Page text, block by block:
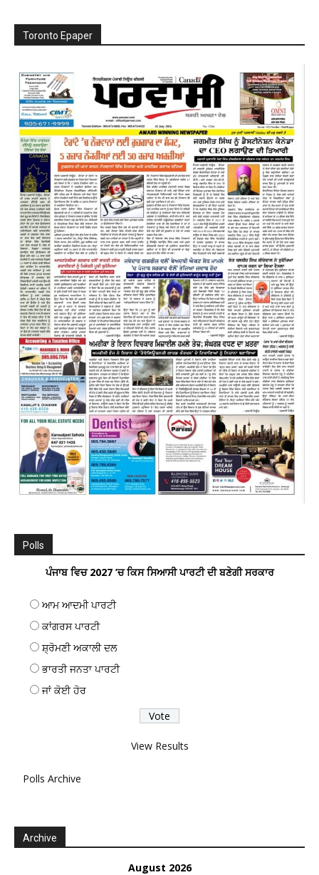
Toronto Epaper
Polls
ਪੰਜਾਬ ਵਿਚ 2027 ’ਚ ਕਿਸ ਸਿਆਸੀ ਪਾਰਟੀ ਦੀ ਬਣੇਗੀ ਸਰਕਾਰ
ਆਮ ਆਦਮੀ ਪਾਰਟੀ
ਕਾਂਗਰਸ ਪਾਰਟੀ
ਸ਼੍ਰੋਮਣੀ ਅਕਾਲੀ ਦਲ
ਭਾਰਤੀ ਜਨਤਾ ਪਾਰਟੀ
ਜਾਂ ਕੋਈ ਹੋਰ
View Results
Polls Archive
Archive
August 2026